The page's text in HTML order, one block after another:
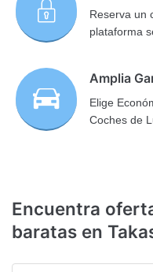
Reserva un
plataforma
Amplia
Elige
Coches de
Encuentra
baratas en